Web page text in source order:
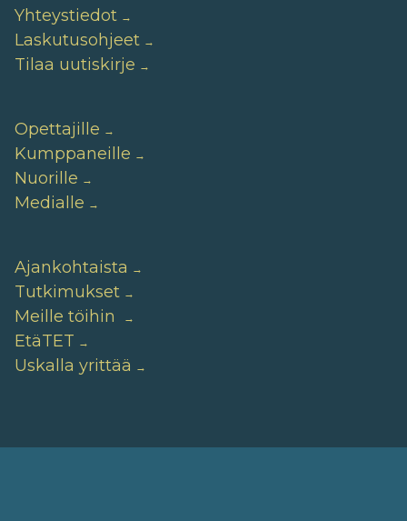
Yhteystiedot
Laskutusohjeet
Tilaa uutiskirje
Opettajille
Kumppaneille
Nuorille
Medialle
Ajankohtaista
Tutkimukset
Meille töihin
EtäTET
Uskalla yrittää